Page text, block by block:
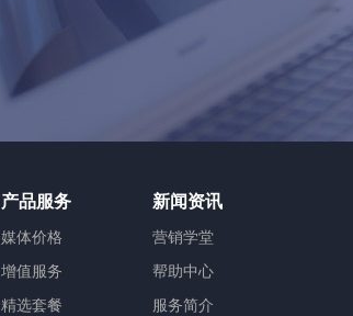
产品服务
媒体价格
增值服务
精选套餐
新闻资讯
营销学堂
帮助中心
服务简介